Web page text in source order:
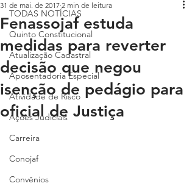
TODAS NOTÍCIAS
Quinto Constitucional
Atualização Cadastral
Aposentadoria Especial
Atividade de Risco
Ações Judiciais
Carreira
Conojaf
Convênios
Fenassojaf estuda
medidas para reverter
decisão que negou
isenção de pedágio para
oficial de Justiça
31 de mai. de 2017 2 min de leitura